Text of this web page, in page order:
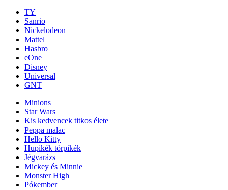
TY
Sanrio
Nickelodeon
Mattel
Hasbro
eOne
Disney
Universal
GNT
Minions
Star Wars
Kis kedvencek titkos élete
Peppa malac
Hello Kitty
Hupikék törpikék
Jégvarázs
Mickey és Minnie
Monster High
Pókember